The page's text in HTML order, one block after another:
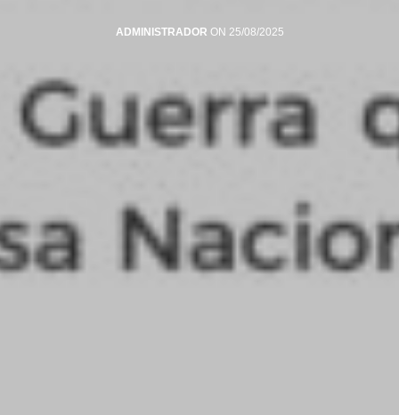
ADMINISTRADOR ON 25/08/2025